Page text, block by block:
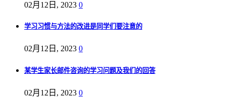
02月12日, 2023 0
学习习惯与方法的改进是同学们要注意的
02月12日, 2023 0
某学生家长邮件咨询的学习问题及我们的回答
02月12日, 2023 0